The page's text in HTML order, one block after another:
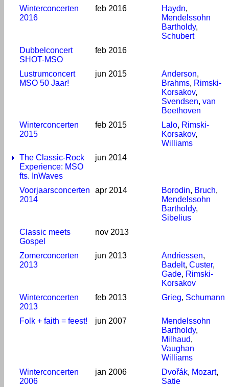
Winterconcerten
2016
feb 2016 Haydn,
Mendelssohn
Bartholdy,
Schubert
Dubbelconcert
SHOT-MSO
feb 2016
Lustrumconcert
MSO 50 Jaar!
jun 2015 Anderson,
Brahms, Rimski-
Korsakov,
Svendsen, van
Beethoven
Winterconcerten
2015
feb 2015 Lalo, Rimski-
Korsakov,
Williams
The Classic-Rock
Experience: MSO
fts. InWaves
jun 2014
Voorjaarsconcerten
2014
apr 2014 Borodin, Bruch,
Mendelssohn
Bartholdy,
Sibelius
Classic meets
Gospel
nov 2013
Zomerconcerten
2013
jun 2013 Andriessen,
Badelt, Custer,
Gade, Rimski-
Korsakov
Winterconcerten
2013
feb 2013 Grieg, Schumann
Folk + faith = feest! jun 2007
Mendelssohn
Bartholdy,
Milhaud,
Vaughan
Williams
Winterconcerten
2006
jan 2006 Dvořák, Mozart,
Satie